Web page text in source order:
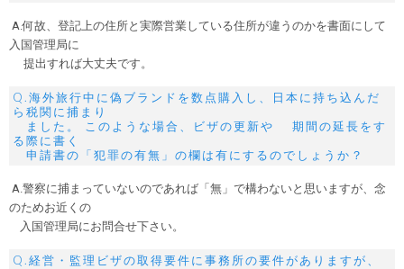
A.何故、登記上の住所と実際営業している住所が違うのかを書面にして
入国管理局に
提出すれば大丈夫です。
Q.海外旅行中に偽ブランドを数点購入し、日本に持ち込んだ
ら税関に捕まり
ました。 このような場合、ビザの更新や 期間の延長をす
る際に書く
申請書の「犯罪の有無」の欄は有にするのでしょうか？
A.警察に捕まっていないのであれば「無」で構わないと思いますが、念
のためお近くの
入国管理局にお問合せ下さい。
Q.経営・監理ビザの取得要件に事務所の要件がありますが、